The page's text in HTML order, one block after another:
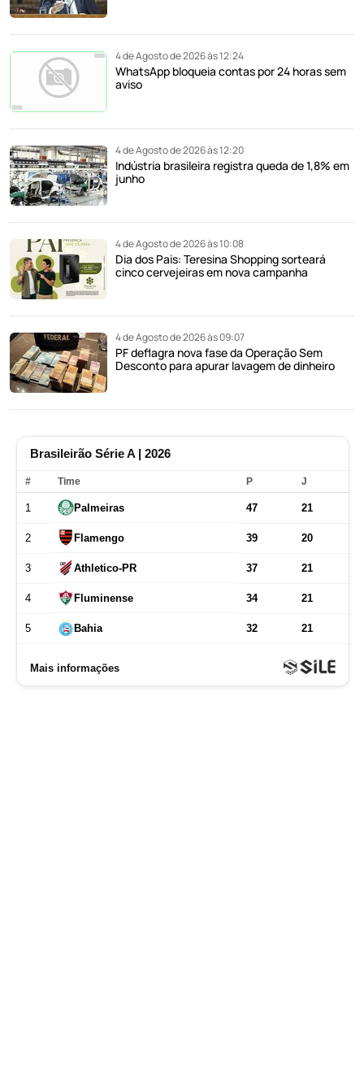
4 de Agosto de 2026 às 12:24
WhatsApp bloqueia contas por 24 horas sem
aviso
4 de Agosto de 2026 às 12:20
Indústria brasileira registra queda de 1,8% em
junho
4 de Agosto de 2026 às 10:08
Dia dos Pais: Teresina Shopping sorteará
cinco cervejeiras em nova campanha
4 de Agosto de 2026 às 09:07
PF deflagra nova fase da Operação Sem
Desconto para apurar lavagem de dinheiro